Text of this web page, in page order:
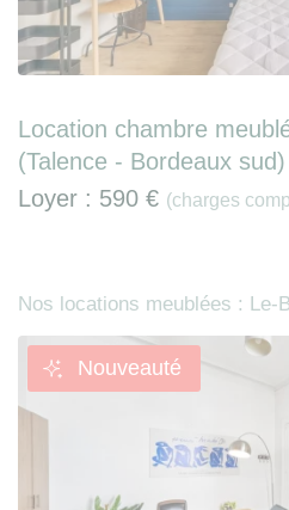
Location chambre
(Talence - Bordeaux sud)
Loyer : 590 € (charges
Nos locations meublées : Le-
Nouveauté